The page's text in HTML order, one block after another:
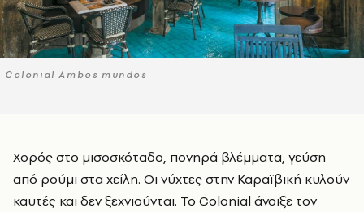
Colonial Ambos mundos
Χορός στο μισοσκόταδο, πονηρά βλέμματα, γεύση
από ρούμι στα χείλη. Οι νύχτες στην Καραϊβική κυλούν
καυτές και δεν ξεχνιούνται. Το Colonial άνοιξε τον